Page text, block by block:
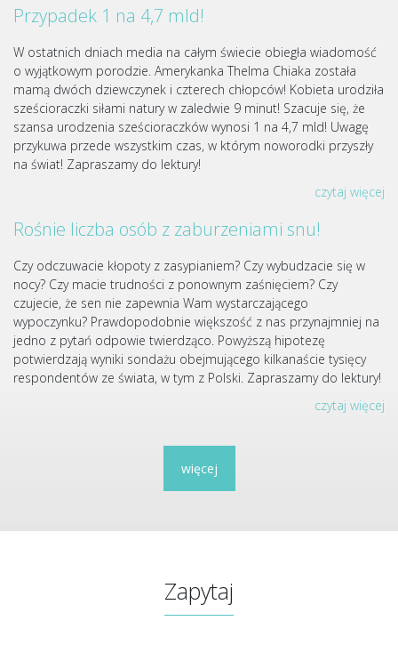
Przypadek 1 na 4,7 mld!
W ostatnich dniach media na całym świecie obiegła wiadomość
o wyjątkowym porodzie. Amerykanka Thelma Chiaka została
mamą dwóch dziewczynek i czterech chłopców! Kobieta urodziła
sześcioraczki siłami natury w zaledwie 9 minut! Szacuje się, że
szansa urodzenia sześcioraczków wynosi 1 na 4,7 mld! Uwagę
przykuwa przede wszystkim czas, w którym noworodki przyszły
na świat! Zapraszamy do lektury!
czytaj więcej
Rośnie liczba osób z zaburzeniami snu!
Czy odczuwacie kłopoty z zasypianiem? Czy wybudzacie się w
nocy? Czy macie trudności z ponownym zaśnięciem? Czy
czujecie, że sen nie zapewnia Wam wystarczającego
wypoczynku? Prawdopodobnie większość z nas przynajmniej na
jedno z pytań odpowie twierdząco. Powyższą hipotezę
potwierdzają wyniki sondażu obejmującego kilkanaście tysięcy
respondentów ze świata, w tym z Polski. Zapraszamy do lektury!
czytaj więcej
więcej
Zapytaj